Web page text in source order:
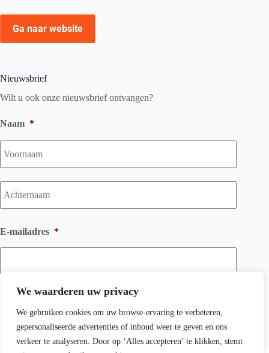
We waarderen uw privacy
We gebruiken cookies om uw browse-ervaring te verbeteren,
gepersonaliseerde advertenties of inhoud weer te geven en ons
verkeer te analyseren. Door op ‘Alles accepteren’ te klikken, stemt
Ga naar website
Nieuwsbrief
Wilt u ook onze nieuwsbrief ontvangen?
Naam *
E-mailadres *